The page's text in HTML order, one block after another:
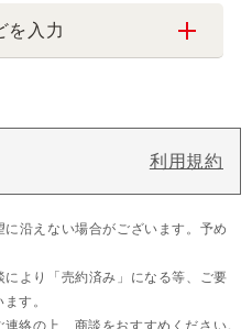
を入力
利用規約
沿えない場合がございます。予め
より「売約済み」になる等、ご要
す。
絡の上、商談をおすすめください。